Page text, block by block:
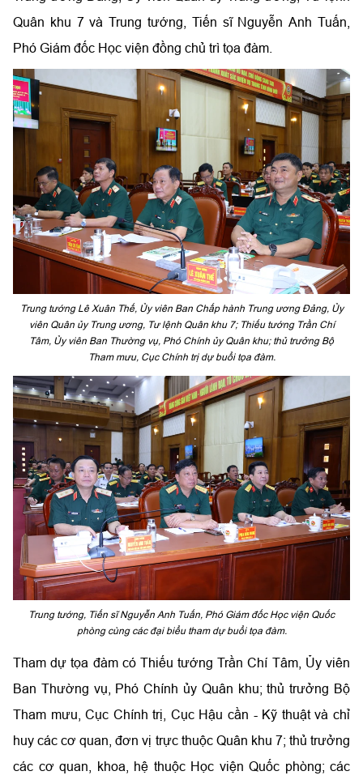
Quân khu 7 và Trung tướng, Tiến sĩ Nguyễn Anh Tuấn,
Phó Giám đốc Học viện đồng chủ trì tọa đàm.
Trung tướng Lê Xuân Thế, Ủy viên Ban Chấp hành Trung ương Đảng, Ủy
viên Quân ủy Trung ương, Tư lệnh Quân khu 7; Thiếu tướng Trần Chí
Tâm, Ủy viên Ban Thường vụ, Phó Chính ủy Quân khu; thủ trưởng Bộ
Tham mưu, Cục Chính trị dự buổi tọa đàm.
Trung tướng, Tiến sĩ Nguyễn Anh Tuấn, Phó Giám đốc Học viện Quốc
phòng cùng các đại biểu tham dự buổi tọa đàm.
Tham dự tọa đàm có Thiếu tướng Trần Chí Tâm, Ủy viên
Ban Thường vụ, Phó Chính ủy Quân khu; thủ trưởng Bộ
Tham mưu, Cục Chính trị, Cục Hậu cần - Kỹ thuật và chỉ
huy các cơ quan, đơn vị trực thuộc Quân khu 7; thủ trưởng
các cơ quan, khoa, hệ thuộc Học viện Quốc phòng; các